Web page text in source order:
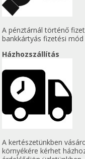
A pénztárnál történő
bankkártyás fizetési
Házhozszállítás
A kertészetünkben
környékére kérhet